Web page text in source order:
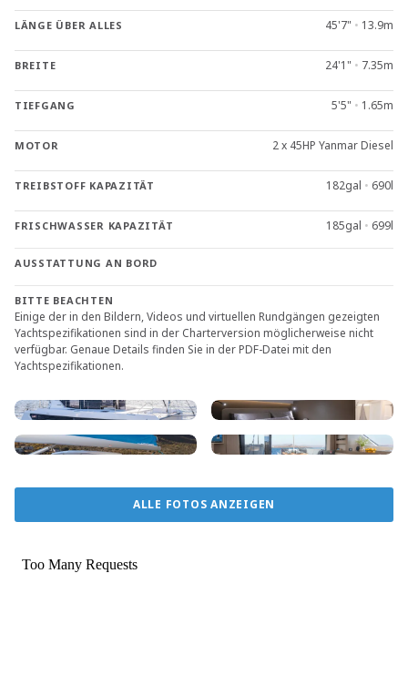
LÄNGE ÜBER ALLES 45'7" • 13.9m
BREITE 24'1" • 7.35m
TIEFGANG 5'5" • 1.65m
MOTOR 2 x 45HP Yanmar Diesel
TREIBSTOFF KAPAZITÄT 182gal • 690l
FRISCHWASSER KAPAZITÄT 185gal • 699l
AUSSTATTUNG AN BORD
BITTE BEACHTEN
Einige der in den Bildern, Videos und virtuellen Rundgängen gezeigten
Yachtspezifikationen sind in der Charterversion möglicherweise nicht
verfügbar. Genaue Details finden Sie in der PDF-Datei mit den
Yachtspezifikationen.
ALLE FOTOS ANZEIGEN